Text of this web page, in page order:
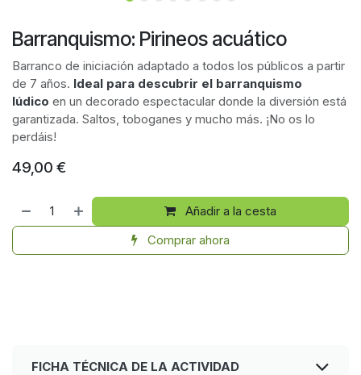
Barranquismo: Pirineos acuático
Barranco de iniciación adaptado a todos los públicos a partir
de 7 años. Ideal para descubrir el barranquismo
lúdico en un decorado espectacular donde la diversión está
garantizada. Saltos, toboganes y mucho más. ¡No os lo
perdáis!
49,00 €
Añadir a la cesta
Comprar ahora
FICHA TÉCNICA DE LA ACTIVIDAD